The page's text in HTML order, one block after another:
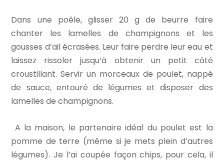
Dans une poêle, glisser 20 g de beurre faire
chanter les lamelles de champignons et les
gousses d’ail écrasées. Leur faire perdre leur eau et
laissez rissoler jusqu’à obtenir un petit côté
croustillant. Servir un morceaux de poulet, nappé
de sauce, entouré de légumes et disposer des
lamelles de champignons.
A la maison, le partenaire idéal du poulet est la
pomme de terre (même si je mets plein d’autres
légumes). Je l’ai coupée façon chips, pour cela, il